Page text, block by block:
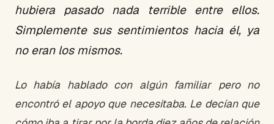
hubiera pasado nada terrible entre ellos.
Simplemente sus sentimientos hacia él, ya
no eran los mismos.
Lo había hablado con algún familiar pero no
encontró el apoyo que necesitaba. Le decían que